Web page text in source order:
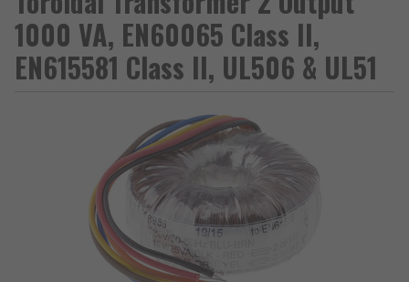
1000 VA, EN60065 Class II,
EN615581 Class II, UL506 & UL51